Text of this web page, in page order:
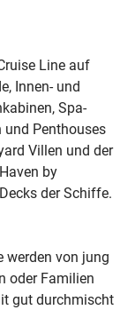
Line auf
Innen- und
Spa-
und Penthouses
Villen und der
by
der Schiffe.
werden von jung
oder Familien
gut durchmischt